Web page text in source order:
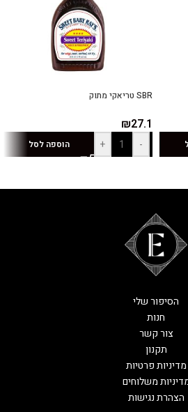
SBR טריאקי מתוק
₪27.1
-
+ הוספה לסל
הסיפור שלי
חנות
צור קשר
תקנון
מדיניות פרטיות
משלוחים
הצהרת נגישות